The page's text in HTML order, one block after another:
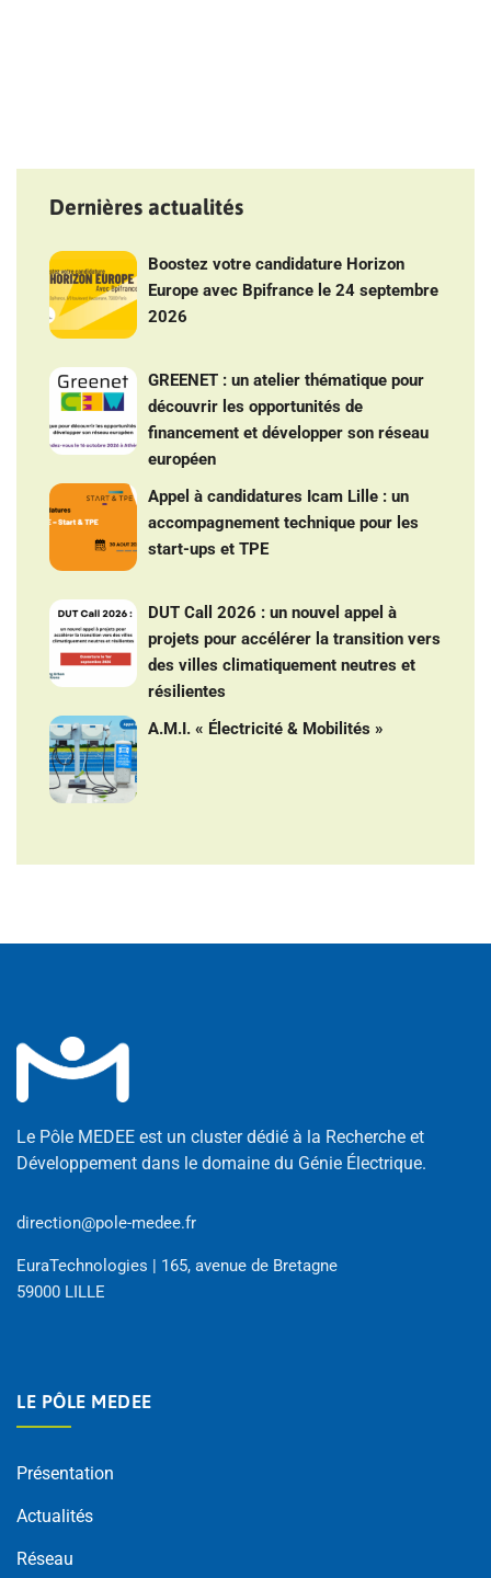
Dernières actualités
Boostez votre candidature Horizon
Europe avec Bpifrance le 24 septembre
2026
GREENET : un atelier thématique pour
découvrir les opportunités de
financement et développer son réseau
européen
Appel à candidatures Icam Lille : un
accompagnement technique pour les
start-ups et TPE
DUT Call 2026 : un nouvel appel à
projets pour accélérer la transition vers
des villes climatiquement neutres et
résilientes
A.M.I. « Électricité & Mobilités »
Le Pôle MEDEE est un cluster dédié à la Recherche et
Développement dans le domaine du Génie Électrique.
direction@pole-medee.fr
EuraTechnologies | 165, avenue de Bretagne
59000 LILLE
LE PÔLE MEDEE
Présentation
Actualités
Réseau